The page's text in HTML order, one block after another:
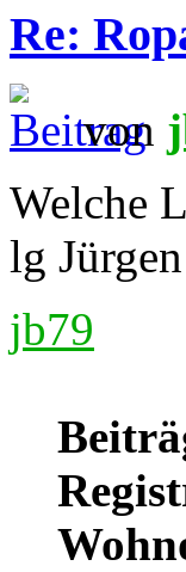
Re:
von
Welche
lg Jürgen
jb79